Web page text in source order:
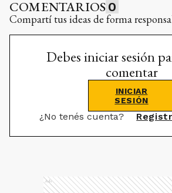
COMENTARIOS 0
Compartí tus ideas de forma
Debes iniciar sesión
comentar
INICIAR
SESIÓN
¿No tenés cuenta?
Ads